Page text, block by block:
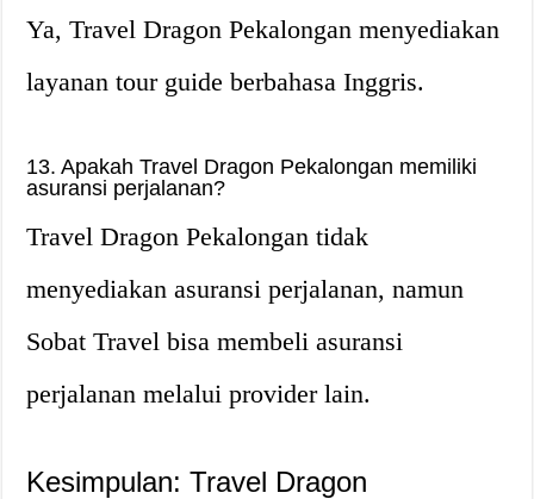
Ya, Travel Dragon Pekalongan menyediakan
layanan tour guide berbahasa Inggris.
13. Apakah Travel Dragon Pekalongan memiliki
asuransi perjalanan?
Travel Dragon Pekalongan tidak
menyediakan asuransi perjalanan, namun
Sobat Travel bisa membeli asuransi
perjalanan melalui provider lain.
Kesimpulan: Travel Dragon